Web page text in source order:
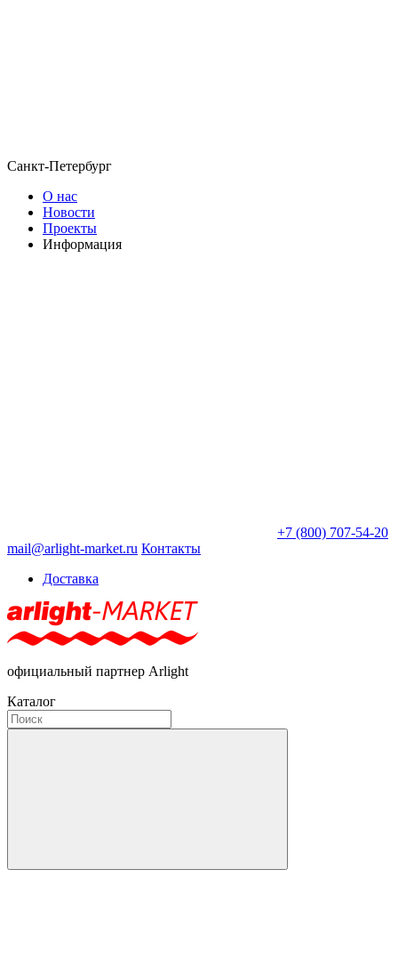
Санкт-Петербург
О нас
Новости
Проекты
Информация
+7 (800) 707-54-20
mail@arlight-market.ru Контакты
Доставка
официальный партнер Arlight
Каталог